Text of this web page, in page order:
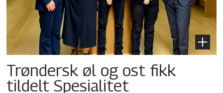
Trøndersk øl og ost fikk
tildelt Spesialitet